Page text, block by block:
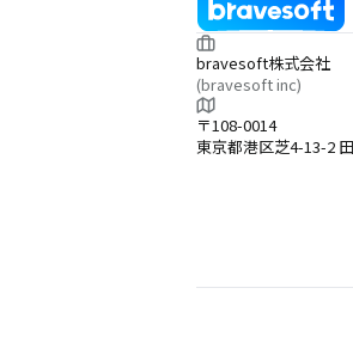
bravesoft株式会社
(bravesoft inc)
〒108-0014
東京都港区芝4-13-2